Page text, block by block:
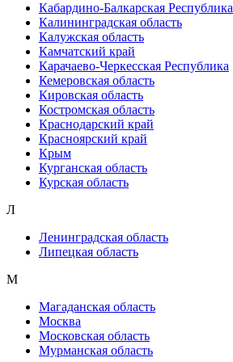
Кабардино-Балкарская Республика
Калининградская область
Калужская область
Камчатский край
Карачаево-Черкесская Республика
Кемеровская область
Кировская область
Костромская область
Краснодарский край
Красноярский край
Крым
Курганская область
Курская область
Л
Ленинградская область
Липецкая область
М
Магаданская область
Москва
Московская область
Мурманская область